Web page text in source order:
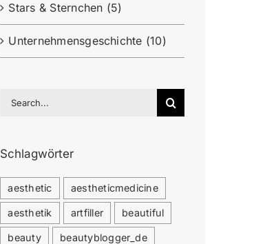
Stars & Sternchen (5)
Unternehmensgeschichte (10)
Search
Schlagwörter
aesthetic aestheticmedicine
aesthetik artfiller beautiful
beauty beautyblogger_de